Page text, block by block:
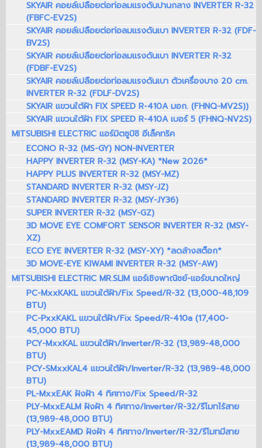
SKYAIR คอยล์เปลือยต่อท่อลมแรงดันปานกลาง INVERTER R-32
(FBFC-EV2S)
SKYAIR คอยล์เปลือยต่อท่อลมแรงดันเบา INVERTER R-32 (FDF-
BV2S)
SKYAIR คอยล์เปลือยต่อท่อลมแรงดันเบา INVERTER R-32
(FDBF-EV2S)
SKYAIR คอยล์เปลือยต่อท่อลมแรงดันเบา ตัวเครื่องบาง 20 cm.
INVERTER R-32 (FDLF-DV2S)
SKYAIR แขวนใต้ฝ้า FIX SPEED R-410A มอก. (FHNQ-MV2S))
SKYAIR แขวนใต้ฝ้า FIX SPEED R-410A เบอร์ 5 (FHNQ-NV2S)
MITSUBISHI ELECTRIC แอร์มิตซูบิชิ อีเล็คทริค
ECONO R-32 (MS-GY) NON-INVERTER
HAPPY INVERTER R-32 (MSY-KA) *New 2026*
HAPPY PLUS INVERTER R-32 (MSY-MZ)
STANDARD INVERTER R-32 (MSY-JZ)
STANDARD INVERTER R-32 (MSY-JY36)
SUPER INVERTER R-32 (MSY-GZ)
3D MOVE EYE COMFORT SENSOR INVERTER R-32 (MSY-
XZ)
ECO EYE INVERTER R-32 (MSY-XY) *ลดล้างสต็อก*
3D MOVE-EYE KIWAMI INVERTER R-32 (MSY-AW)
MITSUBISHI ELECTRIC MR.SLIM แอร์เชิงพาณิชย์-แอร์ขนาดใหญ่
PC-MxxKAKL แขวนใต้ฝ้า/Fix Speed/R-32 (13,000-48,109
BTU)
PC-PxxKAKL แขวนใต้ฝ้า/Fix Speed/R-410a (17,400-
45,000 BTU)
PCY-MxxKAL แขวนใต้ฝ้า/Inverter/R-32 (13,989-48,000
BTU)
PCY-SMxxKAL4 แขวนใต้ฝ้า/Inverter/R-32 (13,989-48,000
BTU)
PL-MxxEAK ฝังฝ้า 4 ทิศทาง/Fix Speed/R-32
PLY-MxxEALM ฝังฝ้า 4 ทิศทาง/Inverter/R-32/รีโมทไร้สาย
(13,989-48,000 BTU)
PLY-MxxEAMD ฝังฝ้า 4 ทิศทาง/Inverter/R-32/รีโมทมีสาย
(13,989-48,000 BTU)